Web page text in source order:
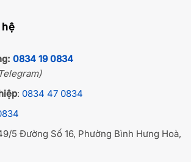
0834 19 0834
: 0834 47 0834
5 Đường Số 16, Phường Bình Hưng Hoà,